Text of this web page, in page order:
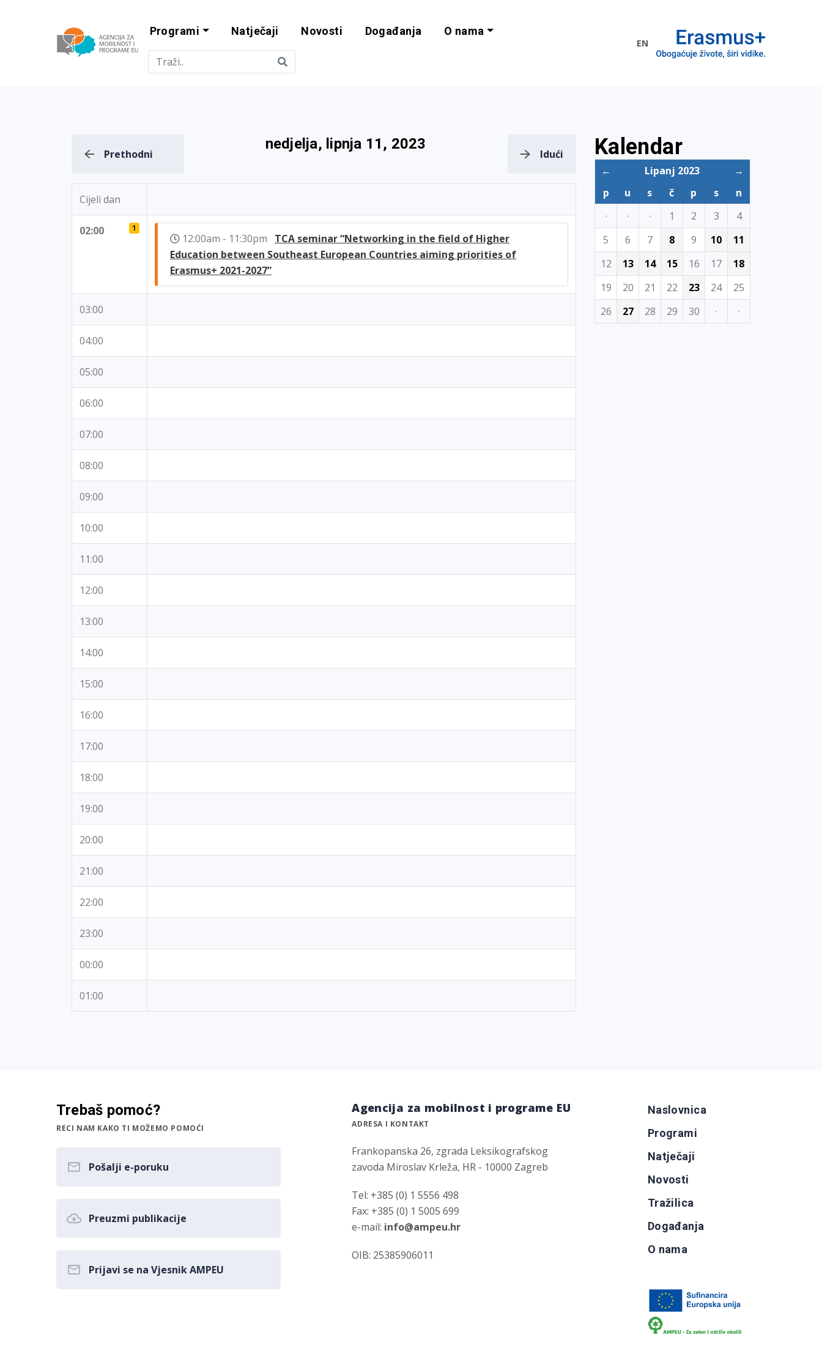
Agencija za mobilnost i programe EU
Programi Natječaji Novosti Događanja O nama
EN
Prethodni
nedjelja, lipnja 11, 2023
Idući
Cijeli dan
02:00 1
12:00am - 11:30pm TCA seminar “Networking in the field of Higher
Education between Southeast European Countries aiming priorities of
Erasmus+ 2021-2027”
03:00
04:00
05:00
06:00
07:00
08:00
09:00
10:00
11:00
12:00
13:00
14:00
15:00
16:00
17:00
18:00
19:00
20:00
21:00
22:00
23:00
00:00
01:00
Kalendar
← Lipanj 2023
→
p
u s č p s
n
·
· · 1 2 3
4
5
6 7 8 9 10
11
12
13 14 15 16 17
18
19
20 21 22 23 24
25
26
27 28 29 30 · ·
Trebaš pomoć?
RECI NAM KAKO TI MOŽEMO POMOĆI
Pošalji e-poruku
Preuzmi publikacije
Prijavi se na Vjesnik AMPEU
Agencija za mobilnost i programe EU
ADRESA I KONTAKT
Frankopanska 26, zgrada Leksikografskog
zavoda Miroslav Krleža, HR - 10000 Zagreb
Tel: +385 (0) 1 5556 498
Fax: +385 (0) 1 5005 699
e-mail: info@ampeu.hr
OIB: 25385906011
Naslovnica
Programi
Natječaji
Novosti
Tražilica
Događanja
O nama